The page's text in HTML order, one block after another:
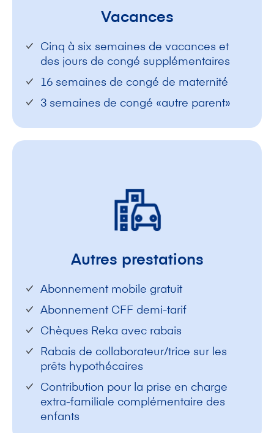
Vacances
Cinq à six semaines de vacances et
des jours de congé supplémentaires
16 semaines de congé de maternité
3 semaines de congé «autre parent»
Autres prestations
Abonnement mobile gratuit
Abonnement CFF demi-tarif
Chèques Reka avec rabais
Rabais de collaborateur/trice sur les
prêts hypothécaires
Contribution pour la prise en charge
extra-familiale complémentaire des
enfants